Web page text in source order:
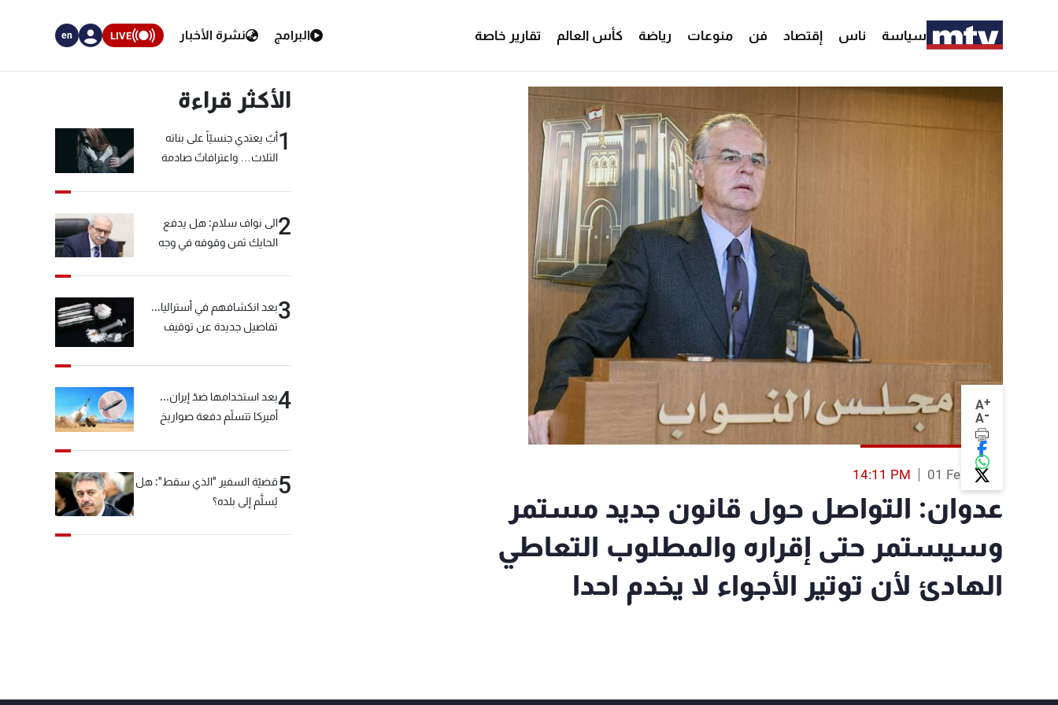
سياسة ناس إقتصاد فن منوعات رياضة كأس العالم تقارير خاصة البرامج نشرة الأخبار LIVE
en
A+
A-
01 Feb 2017
14:11 PM
عدوان: التواصل حول قانون جديد مستمر
وسيستمر حتى إقراره والمطلوب التعاطي
الهادئ لأن توتير الأجواء لا يخدم احدا
الأكثر قراءة
1أبٌ يعتدي جنسيّاً على بناته
الثلاث… واعترافاتٌ صادمة
2الى نواف سلام: هل يدفع
الحايك ثمن وقوفه في وجه
3بعد انكشافهم في أستراليا...
تفاصيل جديدة عن توقيف
4بعد استخدامها ضدّ إيران...
أميركا تتسلّم دفعة صواريخ
5قضيّة السفير "الذي سقط": هل
يُسلَّم إلى بلده؟